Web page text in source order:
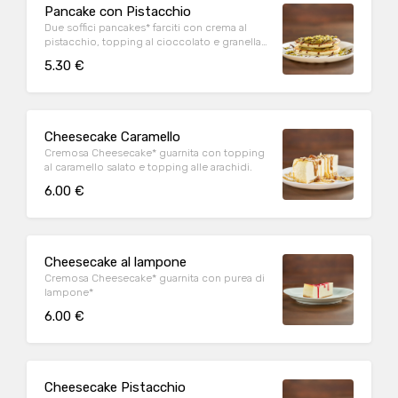
Pancake con Pistacchio
Due soffici pancakes* farciti con crema al
pistacchio, topping al cioccolato e granella
5.30 €
Cheesecake Caramello
Cremosa Cheesecake* guarnita con topping
al caramello salato e topping alle arachidi.
6.00 €
Cheesecake al lampone
Cremosa Cheesecake* guarnita con purea di
lampone*
6.00 €
Cheesecake Pistacchio